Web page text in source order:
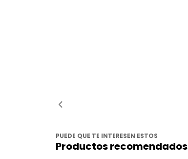
PUEDE QUE TE INTERESEN ESTOS
Productos recomendados